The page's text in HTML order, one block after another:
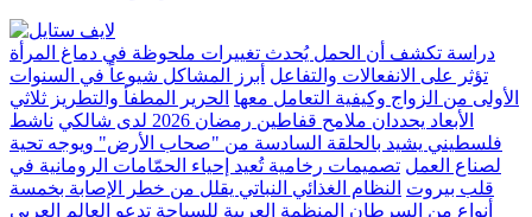
دراسة تكشف أن الحمل يُحدث تغييرات ملحوظة في دماغ المرأة
تؤثر على الانفعالات والتفاعل أبرز المشاكل شيوعاً في السنوات
الأولى من الزواج وكيفية التعامل معها الحرير المطفأ والتطريز ثلاثي
الأبعاد يحددان ملامح قفاطين رمضان 2026 لدى شالكي
ناشط
فلسطيني يشيد بالحلقة السادسة من "صحاب الأرض" ويوجه تحية
لصناع العمل تصميمات رخامية تُعيد إحياء الحمّامات الرومانية في
قلب بيروت النظام الغذائي النباتي يقلل من خطر الإصابة بخمسة
أنواع من السرطان المنظمة العربية للسياحة تدعو العالم العربي